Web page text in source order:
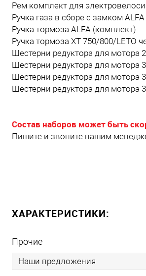
Рем комплект для
Ручка газа в сборе с замком ALFA
Ручка тормоза ALFA (комплект)
Ручка тормоза XT 750/800/LETO
Шестерни редуктора для мотора
Шестерни редуктора для мотора
Шестерни редуктора для мотора
Шестерни редуктора для мотора
Состав наборов может быть
Пишите и звоните нашим
ХАРАКТЕРИСТИКИ:
Прочие
Наши предложения